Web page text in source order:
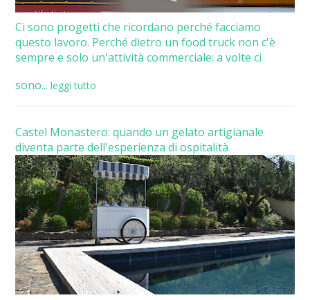
Ci sono progetti che ricordano perché facciamo
questo lavoro. Perché dietro un food truck non c'è
sempre e solo un'attività commerciale: a volte ci
sono... leggi tutto
Castel Monastero: quando un gelato artigianale
diventa parte dell'esperienza di ospitalità